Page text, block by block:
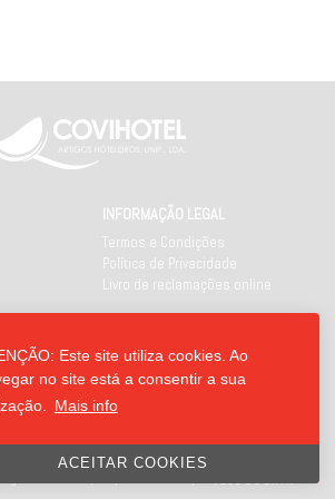
Este site utiliza cookies. Ao
no site está a consentir a sua
Mais info
ACEITAR COOKIES
INFORMAÇÃO LEGAL
Termos e Condições
Política de Privacidade
Livro de reclamações online
REDES SOCIAIS
Hoteleiros, Unipessoal Lda